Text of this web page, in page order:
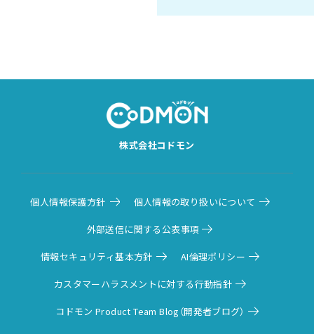
株式会社コドモン
個人情報保護方針 個人情報の取り扱いについて
外部送信に関する公表事項
情報セキュリティ基本方針 AI倫理ポリシー
カスタマーハラスメントに対する行動指針
コドモン Product Team Blog（開発者ブログ）